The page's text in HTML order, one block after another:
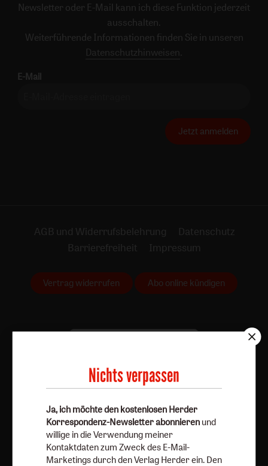
Newsletter oder E-Mail kann ich diese Funktion jederzeit
ausschalten.
Weiterführende Informationen finden Sie in unseren
Datenschutzhinweisen .
E-Mail
Jetzt anmelden
AGB und Widerrufsbelehrung
Datenschutz
Barrierefreiheit
Impressum
Vertrag widerrufen Abo online kündigen
Nach oben
Nichts verpassen
Ja, ich möchte den kostenlosen Herder
Korrespondenz-Newsletter abonnieren und
willige in die Verwendung meiner
Kontaktdaten zum Zweck des E-Mail-
Marketings durch den Verlag Herder ein. Den